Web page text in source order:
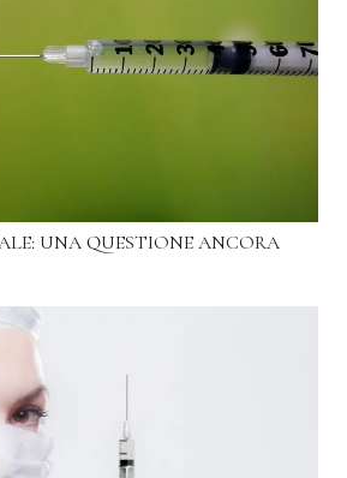
UNA QUESTIONE ANCORA